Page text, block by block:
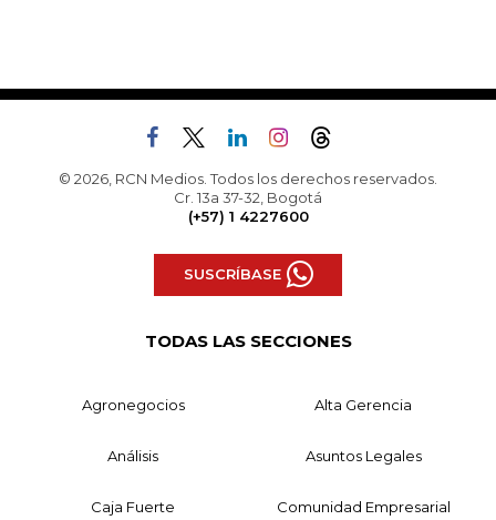
© 2026, RCN Medios. Todos los derechos reservados.
Cr. 13a 37-32, Bogotá
(+57) 1 4227600
SUSCRÍBASE
TODAS LAS SECCIONES
Agronegocios Alta Gerencia
Análisis Asuntos Legales
Caja Fuerte Comunidad Empresarial